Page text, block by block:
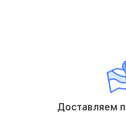
Доставляем